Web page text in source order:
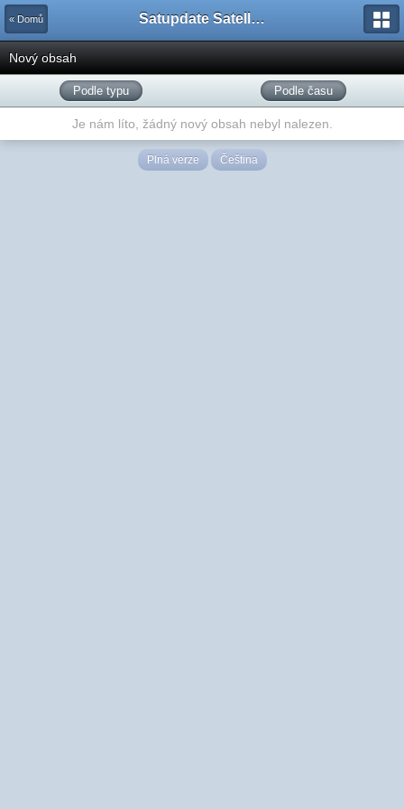
« Domů Satupdate Satellite Support Project
Nový obsah
Podle typu Podle času
Je nám líto, žádný nový obsah nebyl nalezen.
Plná verze Čeština